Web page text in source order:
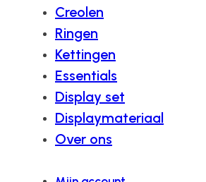
Creolen
Ringen
Kettingen
Essentials
Display set
Displaymateriaal
Over ons